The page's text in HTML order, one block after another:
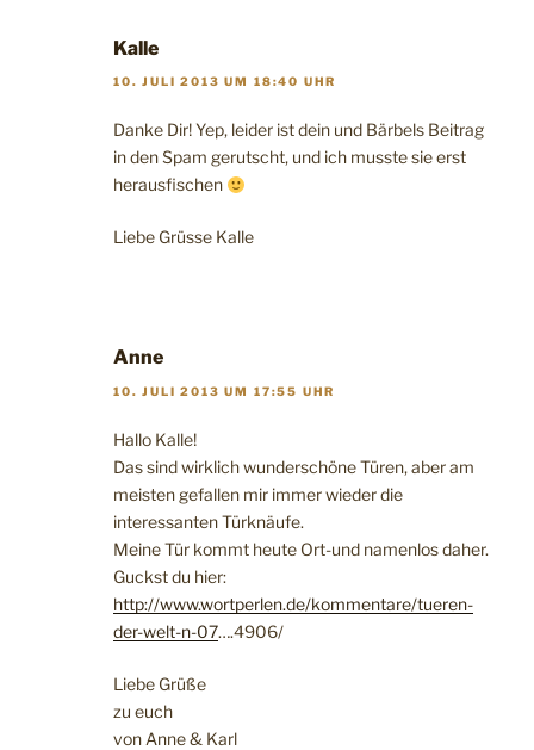
Kalle
10. JULI 2013 UM 18:40 UHR
Danke Dir! Yep, leider ist dein und Bärbels Beitrag
in den Spam gerutscht, und ich musste sie erst
herausfischen
Liebe Grüsse Kalle
Anne
10. JULI 2013 UM 17:55 UHR
Hallo Kalle!
Das sind wirklich wunderschöne Türen, aber am
meisten gefallen mir immer wieder die
interessanten Türknäufe.
Meine Tür kommt heute Ort-und namenlos daher.
Guckst du hier:
http://www.wortperlen.de/kommentare/tueren-
der-welt-n-07….4906/
Liebe Grüße
zu euch
von Anne & Karl